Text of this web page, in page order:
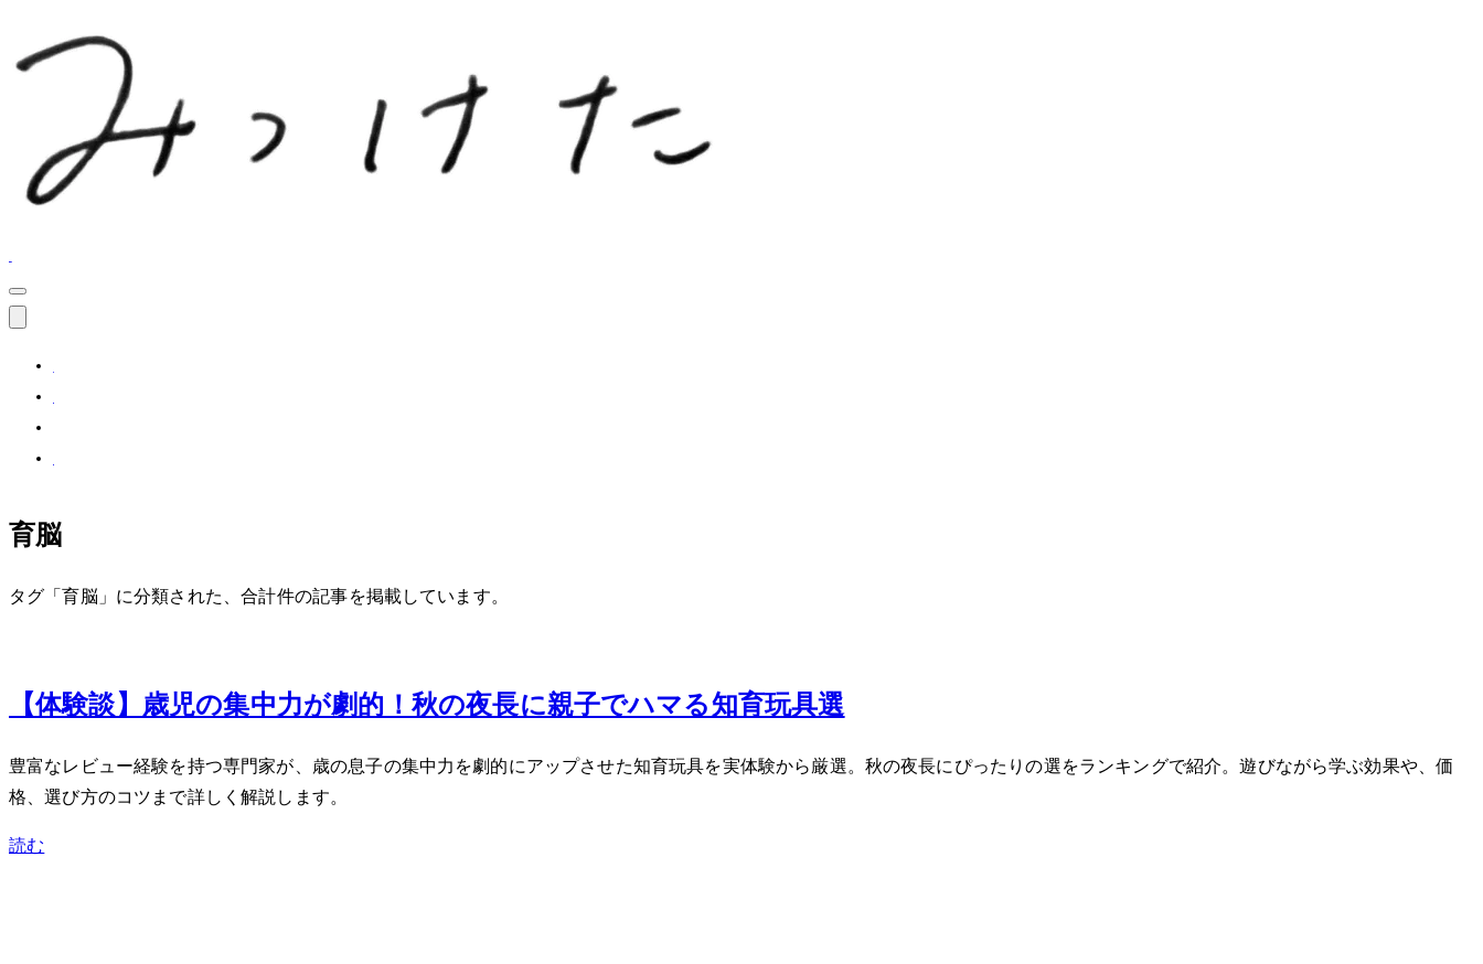
育脳
タグ「育脳」に分類された、合計 1 件の記事を掲載しています。
【体験談】3歳児の集中力が劇的UP！秋の夜長に親子でハマる知育玩具5選
豊富なレビュー経験を持つ専門家が、3歳の息子の集中力を劇的にアップさせた知育玩具を実体験から厳選。秋の夜長にぴったりの5選をランキングで紹介。遊びながら学ぶ効果や、価
格、選び方のコツまで詳しく解説します。
読む